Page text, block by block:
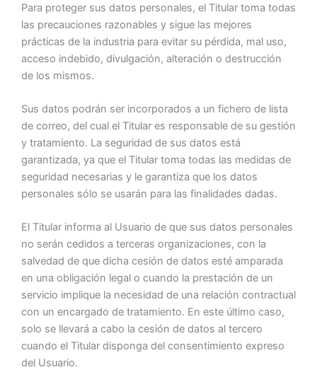
Para proteger sus datos personales, el Titular toma todas
las precauciones razonables y sigue las mejores
prácticas de la industria para evitar su pérdida, mal uso,
acceso indebido, divulgación, alteración o destrucción
de los mismos.
Sus datos podrán ser incorporados a un fichero de lista
de correo, del cual el Titular es responsable de su gestión
y tratamiento. La seguridad de sus datos está
garantizada, ya que el Titular toma todas las medidas de
seguridad necesarias y le garantiza que los datos
personales sólo se usarán para las finalidades dadas.
El Titular informa al Usuario de que sus datos personales
no serán cedidos a terceras organizaciones, con la
salvedad de que dicha cesión de datos esté amparada
en una obligación legal o cuando la prestación de un
servicio implique la necesidad de una relación contractual
con un encargado de tratamiento. En este último caso,
solo se llevará a cabo la cesión de datos al tercero
cuando el Titular disponga del consentimiento expreso
del Usuario.